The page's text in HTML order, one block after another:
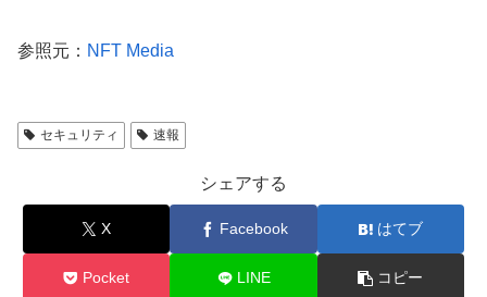
参照元： NFT Media
セキュリティ 速報
シェアする
X Facebook はてブ
Pocket LINE コピー